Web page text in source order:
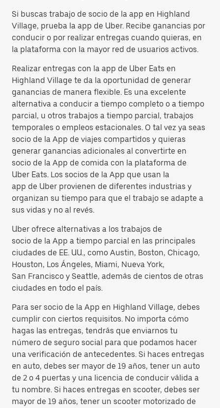
Si buscas trabajo de socio de la app en Highland
Village, prueba la app de Uber. Recibe ganancias por
conducir o por realizar entregas cuando quieras, en
la plataforma con la mayor red de usuarios activos.
Realizar entregas con la app de Uber Eats en
Highland Village te da la oportunidad de generar
ganancias de manera flexible. Es una excelente
alternativa a conducir a tiempo completo o a tiempo
parcial, u otros trabajos a tiempo parcial, trabajos
temporales o empleos estacionales. O tal vez ya seas
socio de la App de viajes compartidos y quieras
generar ganancias adicionales al convertirte en
socio de la App de comida con la plataforma de
Uber Eats. Los socios de la App que usan la
app de Uber provienen de diferentes industrias y
organizan su tiempo para que el trabajo se adapte a
sus vidas y no al revés.
Uber ofrece alternativas a los trabajos de
socio de la App a tiempo parcial en las principales
ciudades de EE. UU., como Austin, Boston, Chicago,
Houston, Los Ángeles, Miami, Nueva York,
San Francisco y Seattle, además de cientos de otras
ciudades en todo el país.
Para ser socio de la App en Highland Village, debes
cumplir con ciertos requisitos. No importa cómo
hagas las entregas, tendrás que enviarnos tu
número de seguro social para que podamos hacer
una verificación de antecedentes. Si haces entregas
en auto, debes ser mayor de 19 años, tener un auto
de 2 o 4 puertas y una licencia de conducir válida a
tu nombre. Si haces entregas en scooter, debes ser
mayor de 19 años, tener un scooter motorizado de